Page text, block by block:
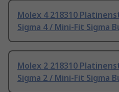
Molex 4 218310
Sigma 4 / Mini-Fit Sigma
Molex 2 218310
Sigma 2 / Mini-Fit Sigma